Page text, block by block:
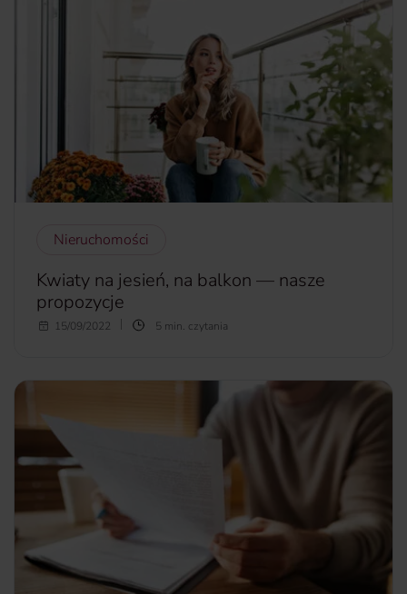
Nieruchomości
Kwiaty na jesień, na balkon — nasze
propozycje
Latem nasze balkony i tarasy wyglądają jak najpiękniejsze
pusty? Niekoniecznie. Wystarczy, że pojawią się na nim
jesienne kwiaty na balkon. Oto nasze propozycje.
więcej...
15/09/2022 5 min. czytania